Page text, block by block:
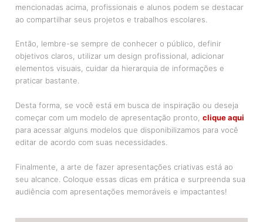
mencionadas acima, profissionais e alunos podem se destacar
ao compartilhar seus projetos e trabalhos escolares.
Então, lembre-se sempre de conhecer o público, definir
objetivos claros, utilizar um design profissional, adicionar
elementos visuais, cuidar da hierarquia de informações e
praticar bastante.
Desta forma, se você está em busca de inspiração ou deseja
começar com um modelo de apresentação pronto,clique aqui
para acessar alguns modelos que disponibilizamos para você
editar de acordo com suas necessidades.
Finalmente, a arte de fazer apresentações criativas está ao
seu alcance. Coloque essas dicas em prática e surpreenda sua
audiência com apresentações memoráveis e impactantes!